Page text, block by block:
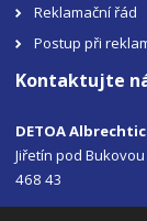
Reklamační řád
Postup při
Kontaktujte
DETOA
Jiřetín pod Bukovou
468 43